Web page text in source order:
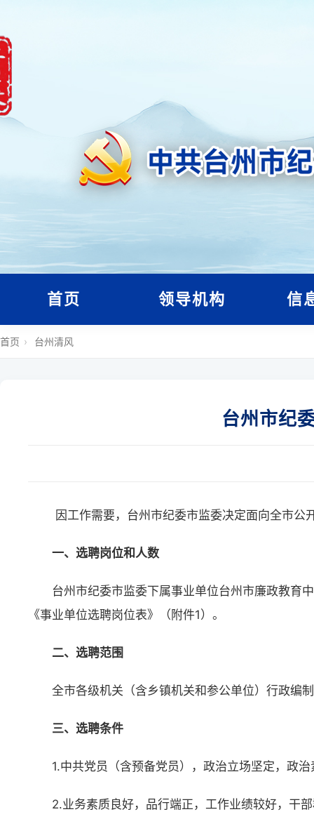
首页 领导机构 信
首页 › 台州清风
台州市纪
因工作需要，台州市纪委市监委决定面向全市
一、选聘岗位和人数
台州市纪委市监委下属事业单位台州市廉政教育
《事业单位选聘岗位表》（附件1）。
二、选聘范围
全市各级机关（含乡镇机关和参公单位）行政编
三、选聘条件
1.中共党员（含预备党员），政治立场坚定，政
2.业务素质良好，品行端正，工作业绩较好，干